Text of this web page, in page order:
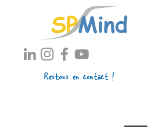
Restons en contact !